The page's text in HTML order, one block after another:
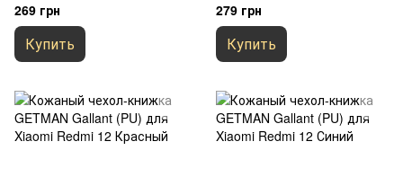
13 / Poco M6 Pro 5G / M6 4G
Черный
269 грн
Купить
Xiaomi Redmi 12 Коричневый
279 грн
Купить